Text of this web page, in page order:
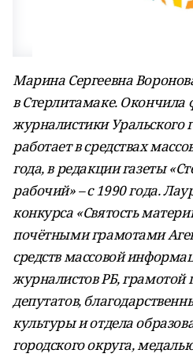
Марина Сергеевна
в Стерлитамаке. Окончила
журналистики Уральского
работает в средствах
года, в редакции газеты
рабочий» – с 1990 года.
конкурса «Святость
почётными грамотами
средств массовой
журналистов РБ, грамотой
депутатов,
культуры и отдела
городского округа,